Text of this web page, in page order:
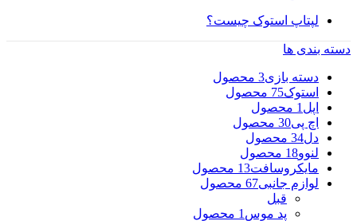
لپتاپ استوک چیست؟
دسته بندی ها
دسته بازی3 محصول
استوک75 محصول
اپل 1 محصول
اچ پی30 محصول
دل34 محصول
لنوو18 محصول
مایکروسافت13 محصول
لوازم جانبی67 محصول
قبل
پد موس 1 محصول